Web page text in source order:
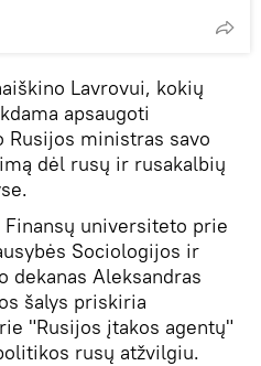
Lavrovui, kokių
apsaugoti
Rusijos ministras savo
dėl rusų ir rusakalbių
Finansų universiteto prie
Sociologijos ir
Aleksandras
šalys priskiria
"Rusijos įtakos agentų"
rusų atžvilgiu.